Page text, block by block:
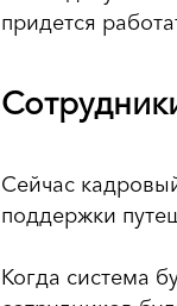
придется
Сейчас
поддержки
Когда система